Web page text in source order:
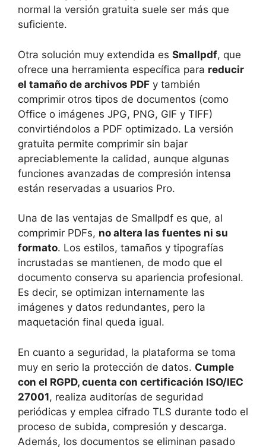
normal la versión gratuita suele ser más que
suficiente.
Otra solución muy extendida es Smallpdf, que
ofrece una herramienta específica para reducir
el tamaño de archivos PDF y también
comprimir otros tipos de documentos (como
Office o imágenes JPG, PNG, GIF y TIFF)
convirtiéndolos a PDF optimizado. La versión
gratuita permite comprimir sin bajar
apreciablemente la calidad, aunque algunas
funciones avanzadas de compresión intensa
están reservadas a usuarios Pro.
Una de las ventajas de Smallpdf es que, al
comprimir PDFs, no altera las fuentes ni su
formato. Los estilos, tamaños y tipografías
incrustadas se mantienen, de modo que el
documento conserva su apariencia profesional.
Es decir, se optimizan internamente las
imágenes y datos redundantes, pero la
maquetación final queda igual.
En cuanto a seguridad, la plataforma se toma
muy en serio la protección de datos. Cumple
con el RGPD, cuenta con certificación ISO/IEC
27001, realiza auditorías de seguridad
periódicas y emplea cifrado TLS durante todo el
proceso de subida, compresión y descarga.
Además, los documentos se eliminan pasado